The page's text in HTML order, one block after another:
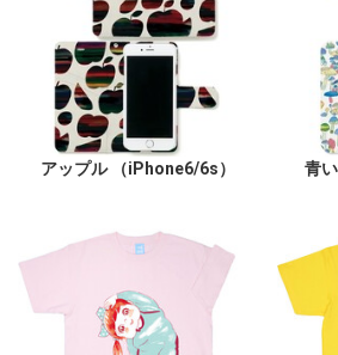
アップル （iPhone6/6s） 青